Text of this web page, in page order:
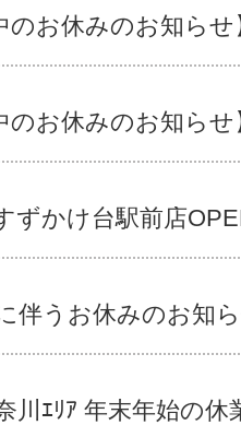
のお休みのお知ら
のお休みのお知ら
ずかけ台駅前店
伴うお休みのお知ら
川ｴﾘｱ 年末年始の休